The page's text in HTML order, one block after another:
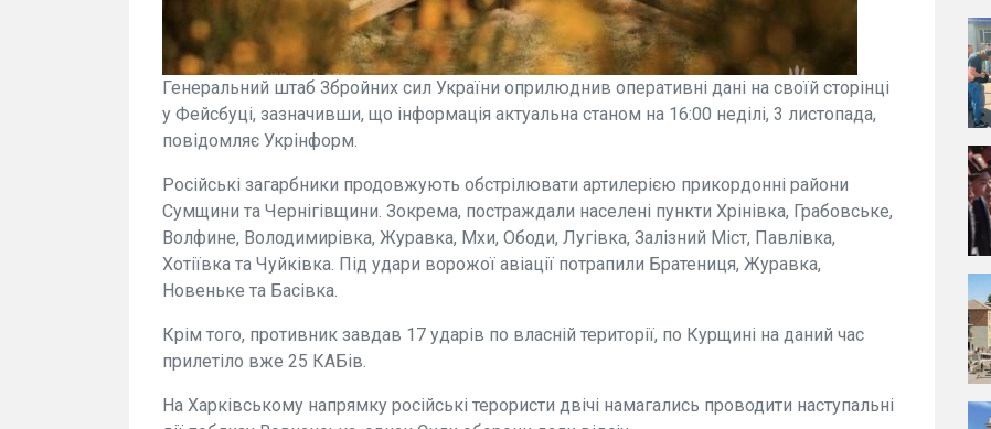
Генеральний штаб Збройних сил України оприлюднив оперативні дані на своїй сторінці
у Фейсбуці, зазначивши, що інформація актуальна станом на 16:00 неділі, 3 листопада,
повідомляє Укрінформ.
Російські загарбники продовжують обстрілювати артилерією прикордонні райони
Сумщини та Чернігівщини. Зокрема, постраждали населені пункти Хрінівка, Грабовське,
Волфине, Володимирівка, Журавка, Мхи, Ободи, Лугівка, Залізний Міст, Павлівка,
Хотіївка та Чуйківка. Під удари ворожої авіації потрапили Братениця, Журавка,
Новеньке та Басівка.
Крім того, противник завдав 17 ударів по власній території, по Курщині на даний час
прилетіло вже 25 КАБів.
На Харківському напрямку російські терористи двічі намагались проводити наступальні